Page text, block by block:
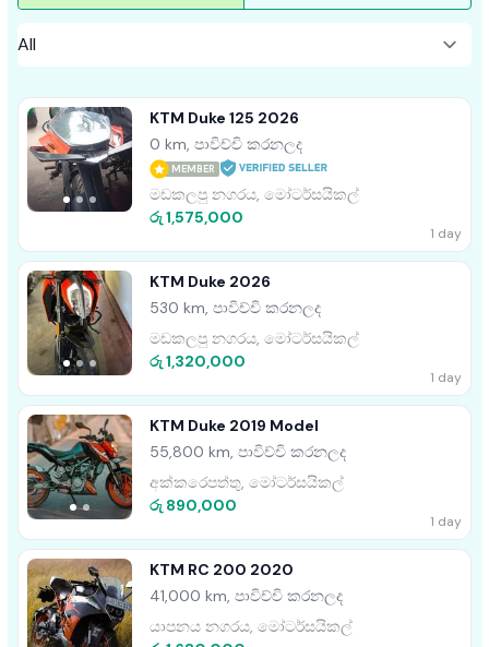
KTM Duke 125 2026
0 km, පාවිච්චි කරනලද
MEMBER
මඩකලපු නගරය, මෝටර්සයිකල්
රු 1,575,000
1 day
KTM Duke 2026
530 km, පාවිච්චි කරනලද
මඩකලපු නගරය, මෝටර්සයිකල්
රු 1,320,000
1 day
KTM Duke 2019 Model
55,800 km, පාවිච්චි කරනලද
අක්කරෙපත්තු, මෝටර්සයිකල්
රු 890,000
1 day
KTM RC 200 2020
41,000 km, පාවිච්චි කරනලද
යාපනය නගරය, මෝටර්සයිකල්